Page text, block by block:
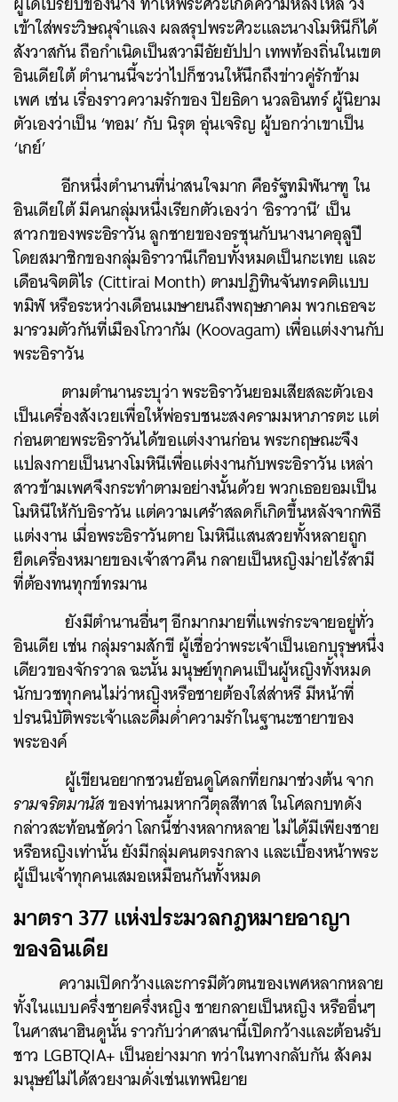
เข้าใส่พระวิษณุจำแลง ผลสรุปพระศิวะและนางโมหินีก็ได้
สังวาสกัน ถือกำเนิดเป็นสวามีอัยยัปปา เทพท้องถิ่นในเขต
อินเดียใต้ ตำนานนี้จะว่าไปก็ชวนให้นึกถึงข่าวคู่รักข้าม
เพศ เช่น เรื่องราวความรักของ ปิยธิดา นวลอินทร์ ผู้นิยาม
ตัวเองว่าเป็น ‘ทอม’ กับ นิรุต อุ่นเจริญ ผู้บอกว่าเขาเป็น
‘เกย์’
อีกหนึ่งตำนานที่น่าสนใจมาก คือรัฐทมิฬนาฑู ใน
อินเดียใต้ มีคนกลุ่มหนึ่งเรียกตัวเองว่า ‘อิราวานี’ เป็น
สาวกของพระอิราวัน ลูกชายของอรชุนกับนางนาคอุลูปี
โดยสมาชิกของกลุ่มอิราวานีเกือบทั้งหมดเป็นกะเทย และ
เดือนจิตติไร (Cittirai Month) ตามปฏิทินจันทรคติแบบ
ทมิฬ หรือระหว่างเดือนเมษายนถึงพฤษภาคม พวกเธอจะ
มารวมตัวกันที่เมืองโกวากัม (Koovagam) เพื่อแต่งงานกับ
พระอิราวัน
ตามตำนานระบุว่า พระอิราวันยอมเสียสละตัวเอง
เป็นเครื่องสังเวยเพื่อให้พ่อรบชนะสงครามมหาภารตะ แต่
ก่อนตายพระอิราวันได้ขอแต่งงานก่อน พระกฤษณะจึง
แปลงกายเป็นนางโมหินีเพื่อแต่งงานกับพระอิราวัน เหล่า
สาวข้ามเพศจึงกระทำตามอย่างนั้นด้วย พวกเธอยอมเป็น
โมหินีให้กับอิราวัน แต่ความเศร้าสลดก็เกิดขึ้นหลังจากพิธี
แต่งงาน เมื่อพระอิราวันตาย โมหินีแสนสวยทั้งหลายถูก
ยึดเครื่องหมายของเจ้าสาวคืน กลายเป็นหญิงม่ายไร้สามี
ที่ต้องทนทุกข์ทรมาน
ยังมีตำนานอื่นๆ อีกมากมายที่แพร่กระจายอยู่ทั่ว
อินเดีย เช่น กลุ่มรามสักขี ผู้เชื่อว่าพระเจ้าเป็นเอกบุรุษหนึ่ง
เดียวของจักรวาล ฉะนั้น มนุษย์ทุกคนเป็นผู้หญิงทั้งหมด
นักบวชทุกคนไม่ว่าหญิงหรือชายต้องใส่ส่าหรี มีหน้าที่
ปรนนิบัติพระเจ้าและดื่มด่ำความรักในฐานะชายาของ
พระองค์
ผู้เขียนอยากชวนย้อนดูโศลกที่ยกมาช่วงต้น จาก
รามจริตมานัสของท่านมหากวีตุลสีทาส ในโศลกบทดัง
กล่าวสะท้อนชัดว่า โลกนี้ช่างหลากหลาย ไม่ได้มีเพียงชาย
หรือหญิงเท่านั้น ยังมีกลุ่มคนตรงกลาง และเบื้องหน้าพระ
ผู้เป็นเจ้าทุกคนเสมอเหมือนกันทั้งหมด
มาตรา 377 แห่งประมวลกฎหมายอาญา
ของอินเดีย
ความเปิดกว้างและการมีตัวตนของเพศหลากหลาย
ทั้งในแบบครึ่งชายครึ่งหญิง ชายกลายเป็นหญิง หรืออื่นๆ
ในศาสนาฮินดูนั้น ราวกับว่าศาสนานี้เปิดกว้างและต้อนรับ
ชาว LGBTQIA+ เป็นอย่างมาก ทว่าในทางกลับกัน สังคม
มนุษย์ไม่ได้สวยงามดั่งเช่นเทพนิยาย